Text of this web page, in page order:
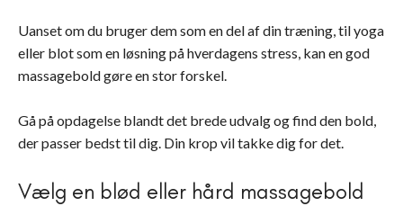
Uanset om du bruger dem som en del af din træning, til yoga
eller blot som en løsning på hverdagens stress, kan en god
massagebold gøre en stor forskel.
Gå på opdagelse blandt det brede udvalg og find den bold,
der passer bedst til dig. Din krop vil takke dig for det.
Vælg en blød eller hård massagebold